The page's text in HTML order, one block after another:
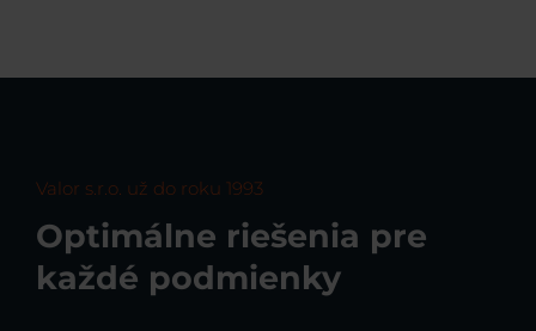
Valor s.r.o. už do roku 1993
Optimálne riešenia pre
každé podmienky